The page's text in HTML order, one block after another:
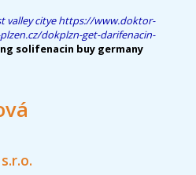
valley citye https://www.doktor-
dokplzn-get-darifenacin-
solifenacin buy germany